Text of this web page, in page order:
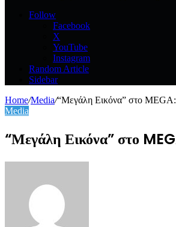
Follow
Facebook
X
YouTube
Instagram
Random Article
Sidebar
Home/Media/“Μεγάλη Εικόνα” στο
Media
“Μεγάλη Εικόνα” στο